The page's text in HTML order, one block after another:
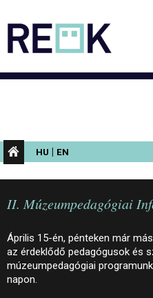
HU | EN
AZ
II. Múzeumpedagógiai
Április 15-én, pénteken már
az érdeklődő pedagógusok és
múzeumpedagógiai
napon.